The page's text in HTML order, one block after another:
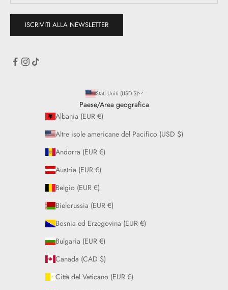
ISCRIVITI ALLA NEWSLETTER
Stati Uniti (USD $)
Paese/Area geografica
Albania (EUR €)
Altre isole americane del Pacifico (USD $)
Andorra (EUR €)
Austria (EUR €)
Belgio (EUR €)
Bielorussia (EUR €)
Bosnia ed Erzegovina (EUR €)
Bulgaria (EUR €)
Canada (CAD $)
Città del Vaticano (EUR €)